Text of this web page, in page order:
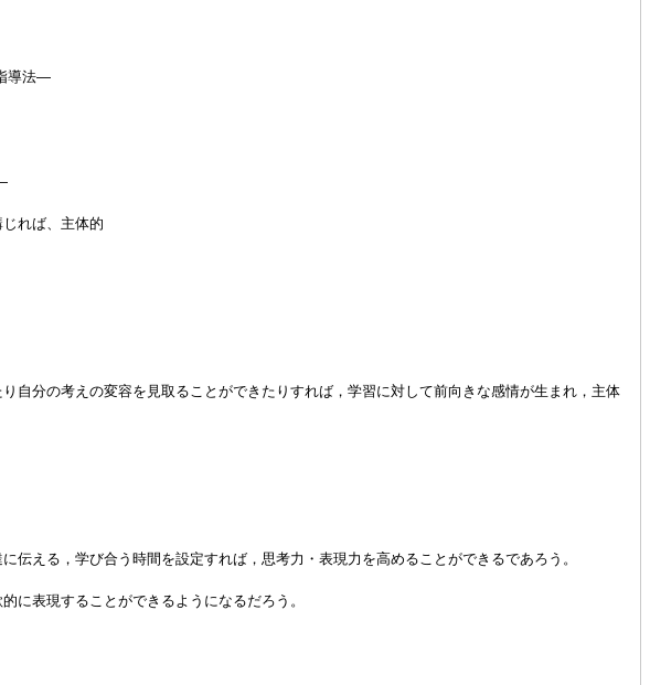
導法―
を講じれば、主体的
自分の考えの変容を見取ることができたりすれば，学習に対して前向きな感情が生まれ，主体
える，学び合う時間を設定すれば，思考力・表現力を高めることができるであろう。
に表現することができるようになるだろう。